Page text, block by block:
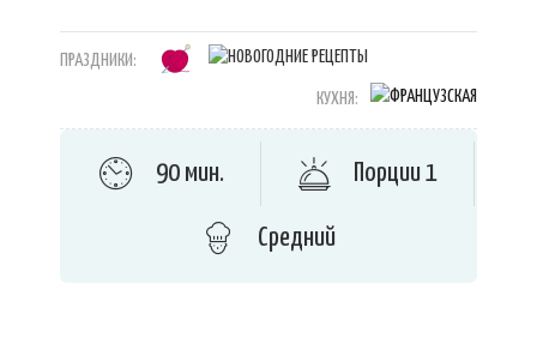
ПРАЗДНИКИ:
КУХНЯ:
90 мин. Порции 1
Средний